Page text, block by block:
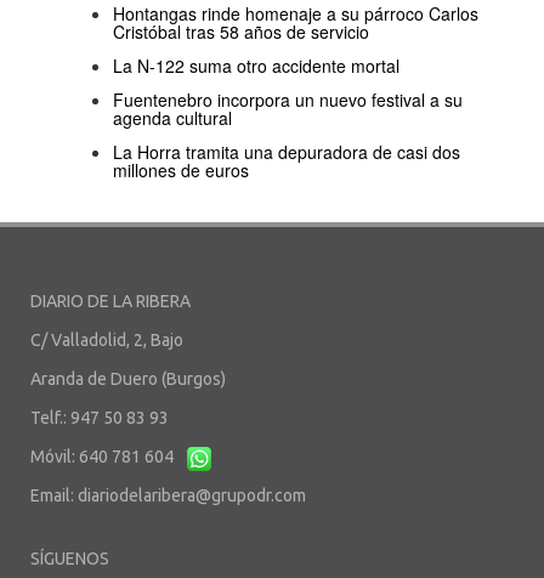
Hontangas rinde homenaje a su párroco Carlos
Cristóbal tras 58 años de servicio
La N-122 suma otro accidente mortal
Fuentenebro incorpora un nuevo festival a su
agenda cultural
La Horra tramita una depuradora de casi dos
millones de euros
DIARIO DE LA RIBERA
C/ Valladolid, 2, Bajo
Aranda de Duero (Burgos)
Telf.: 947 50 83 93
Móvil: 640 781 604
Email: diariodelaribera@grupodr.com
SÍGUENOS